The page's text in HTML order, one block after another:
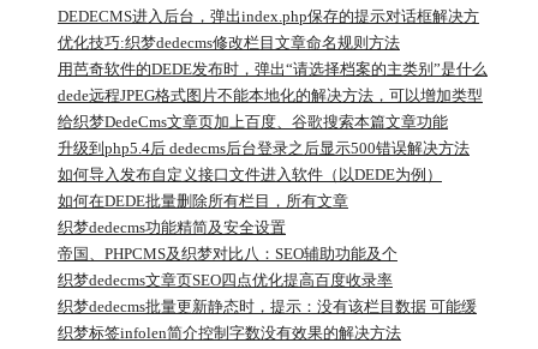
DEDECMS进入后台，弹出index.php保存的提示对话框解决方
法
优化技巧:织梦dedecms修改栏目文章命名规则方法
用芭奇软件的DEDE发布时，弹出“请选择档案的主类别”是什么
原因
dede远程JPEG格式图片不能本地化的解决方法，可以增加类型
进去
给织梦DedeCms文章页加上百度、谷歌搜索本篇文章功能
升级到php5.4后 dedecms后台登录之后显示500错误解决方法
如何导入发布自定义接口文件进入软件（以DEDE为例）
如何在DEDE批量删除所有栏目，所有文章
织梦dedecms功能精简及安全设置
帝国、PHPCMS及织梦对比八：SEO辅助功能及个
织梦dedecms文章页SEO四点优化提高百度收录率
织梦dedecms批量更新静态时，提示：没有该栏目数据 可能缓
存文件
织梦标签infolen简介控制字数没有效果的解决方法